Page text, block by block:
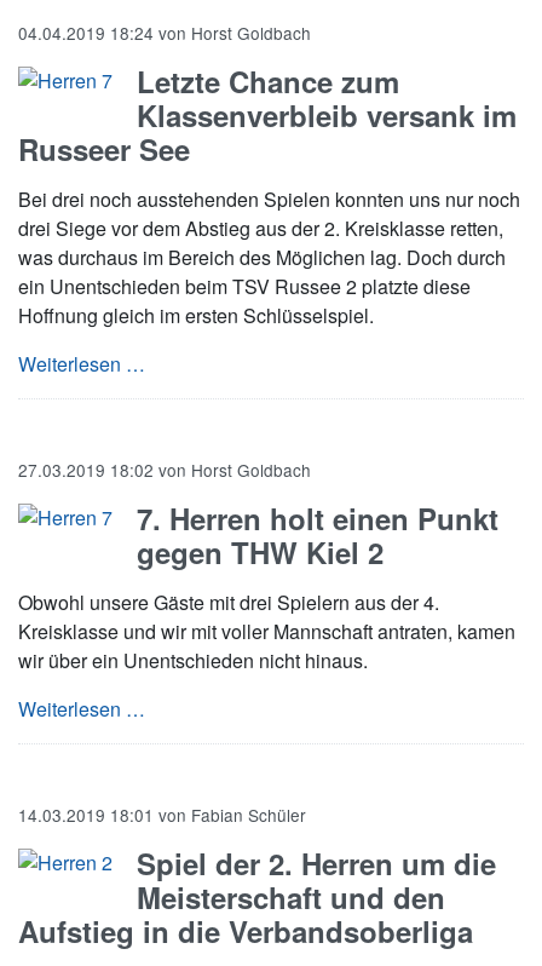
04.04.2019 18:24 von Horst Goldbach
Letzte Chance zum
Klassenverbleib versank im
Russeer See
Bei drei noch ausstehenden Spielen konnten uns nur noch
drei Siege vor dem Abstieg aus der 2. Kreisklasse retten,
was durchaus im Bereich des Möglichen lag. Doch durch
ein Unentschieden beim TSV Russee 2 platzte diese
Hoffnung gleich im ersten Schlüsselspiel.
Weiterlesen …
27.03.2019 18:02 von Horst Goldbach
7. Herren holt einen Punkt
gegen THW Kiel 2
Obwohl unsere Gäste mit drei Spielern aus der 4.
Kreisklasse und wir mit voller Mannschaft antraten, kamen
wir über ein Unentschieden nicht hinaus.
Weiterlesen …
14.03.2019 18:01 von Fabian Schüler
Spiel der 2. Herren um die
Meisterschaft und den
Aufstieg in die Verbandsoberliga